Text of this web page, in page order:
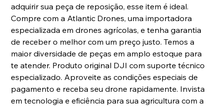
adquirir sua peça de reposição, esse item é ideal.
Compre com a Atlantic Drones, uma importadora
especializada em drones agrícolas, e tenha garantia
de receber o melhor com um preço justo. Temos a
maior diversidade de peças em amplo estoque para
te atender. Produto original DJI com suporte técnico
especializado. Aproveite as condições especiais de
pagamento e receba seu drone rapidamente. Invista
em tecnologia e eficiência para sua agricultura com a